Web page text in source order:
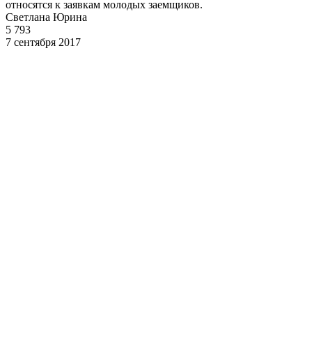
относятся к заявкам молодых заемщиков.
Светлана Юрина
5 793
7 сентября 2017